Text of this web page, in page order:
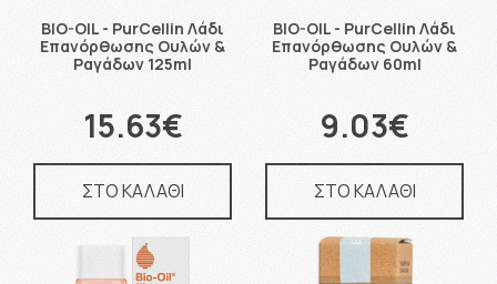
BIO-OIL - PurCellin Λάδι
Επανόρθωσης Ουλών &
Ραγάδων 125ml
15.63€
ΣΤΟ ΚΑΛΑΘΙ
BIO-OIL - PurCellin Λάδι
Επανόρθωσης Ουλών &
Ραγάδων 60ml
9.03€
ΣΤΟ ΚΑΛΑΘΙ